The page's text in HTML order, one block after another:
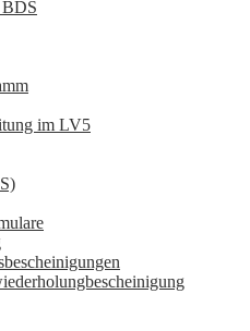
BDS
im LV5